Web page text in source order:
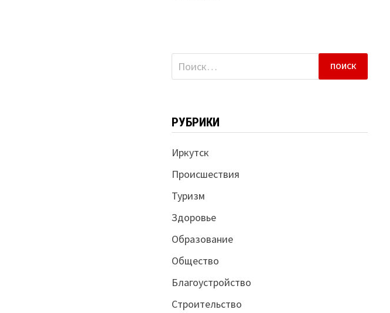
Найти:
РУБРИКИ
Иркутск
Происшествия
Туризм
Здоровье
Образование
Общество
Благоустройство
Строительство